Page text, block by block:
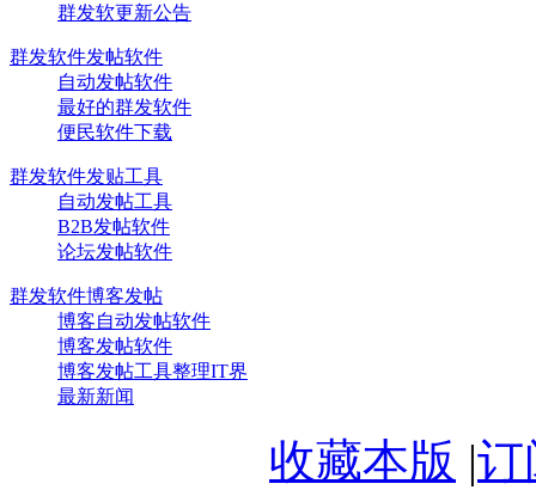
群发软更新公告
群发软件发帖软件
自动发帖软件
最好的群发软件
便民软件下载
群发软件发贴工具
自动发帖工具
B2B发帖软件
论坛发帖软件
群发软件博客发帖
博客自动发帖软件
博客发帖软件
博客发帖工具整理IT界
最新新闻
收藏本版 |订